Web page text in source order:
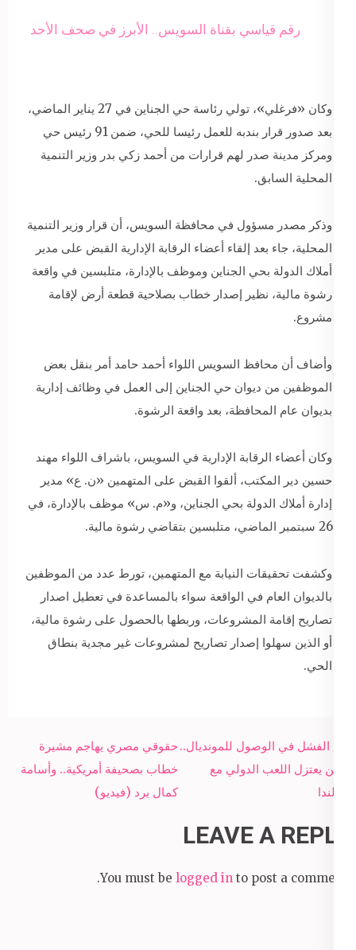
رقم قياسي بقناة السويس.. الأبرز في صحف الأحد
وكان «فرغلي»، تولي رئاسة حي الجناين في 27 يناير الماضي،
بعد صدور قرار بندبه للعمل رئيسا للحي، ضمن 91 رئيس حي
ومركز مدينة صدر لهم قرارات من أحمد زكي بدر وزير التنمية
المحلية السابق.
وذكر مصدر مسؤول في محافظة السويس، أن قرار وزير التنمية
المحلية، جاء بعد إلقاء أعضاء الرقابة الإدارية القبض على مدير
أملاك الدولة بحي الجناين وموظف بالإدارة، متلبسين في واقعة
رشوة مالية، نظير إصدار خطاب بصلاحية قطعة أرض لإقامة
مشروع.
وأضاف أن محافظ السويس اللواء أحمد حامد أمر بنقل بعض
الموظفين من ديوان حي الجناين إلى العمل في وظائف إدارية
بديوان عام المحافظة، بعد واقعة الرشوة.
وكان أعضاء الرقابة الإدارية في السويس، باشراف اللواء مهند
حسين دير المكتب، ألقوا القبض على المتهمين «ن. ع» مدير
إدارة أملاك الدولة بحي الجناين، و«م. س» موظف بالإدارة، في
26 سبتمبر الماضي، متلبسين بتقاضي رشوة مالية.
وكشفت تحقيقات النيابة مع المتهمين، تورط عدد من الموظفين
بالديوان العام في الواقعة سواء بالمساعدة في تعطيل اصدار
تصاريح إقامة المشروعات، وربطها بالحصول على رشوة مالية،
أو الذين سهلوا إصدار تصاريح لمشروعات غير مجدية بنطاق
الحي.
Post
navigation
حقوقي مصري يهاجم مشيرة
خطاب بصحيفة أمريكية.. وأسامة
كمال يرد (فيديو)
بعد الفشل في الوصول للمونديال..
روبن يعتزل اللعب الدولي مع
هولندا
LEAVE A REPLY
You must be logged in to post a comment.